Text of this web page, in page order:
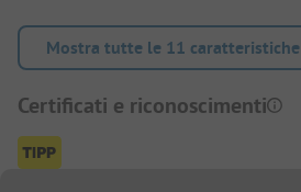
Mostra tutte le 11 caratteristiche
Certificati e riconoscimenti